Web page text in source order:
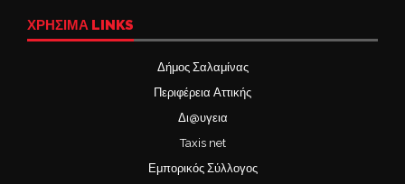
ΧΡΉΣΙΜΑ LINKS
Δήμος Σαλαμίνας
Περιφέρεια Αττικής
Δι@υγεια
Taxis net
Εμπορικός Σύλλογος